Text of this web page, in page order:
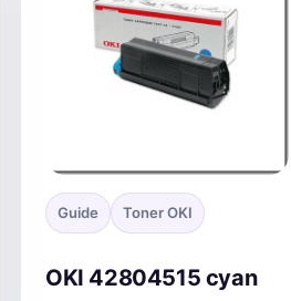
Guide Toner OKI
OKI 42804515 cyan